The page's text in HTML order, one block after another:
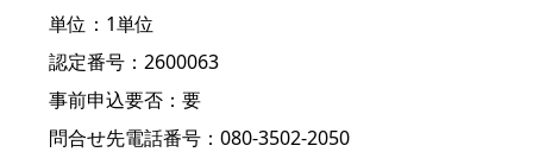
単位：1単位
認定番号：2600063
事前申込要否：要
問合せ先電話番号：080-3502-2050